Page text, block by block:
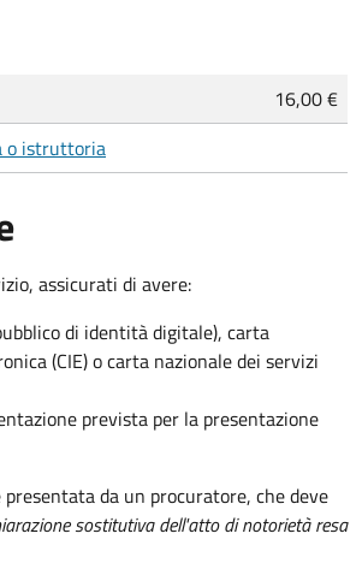
16,00 €
o istruttoria
assicurati di avere:
di identità digitale), carta
(CIE) o carta nazionale dei servizi
prevista per la presentazione
presentata da un procuratore, che deve
sostitutiva dell'atto di notorietà resa